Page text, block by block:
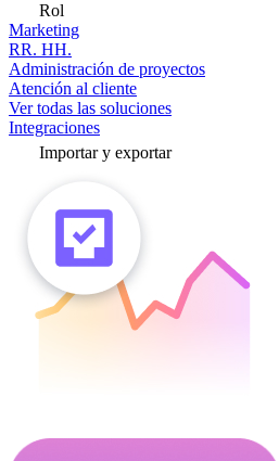
Rol
Marketing
RR. HH.
Administración de proyectos
Atención al cliente
Ver todas las soluciones
Integraciones
Importar y exportar